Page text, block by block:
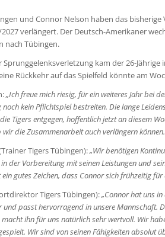
und Connor Nelson haben das
verlängert. Der Deutsch-Amerikaner
nach Tübingen.
kam der 26-
Rückkehr auf das Spielfeld könnte am
„Ich freue mich riesig, für ein weiteres Jahr bei
noch kein Pflichtspiel bestreiten. Die lange
Tigers entgegen, hoffentlich jetzt an diesem
wir die Zusammenarbeit auch verlängern
Tigers Tübingen):„Wir benötigen
der Vorbereitung mit seinen Leistungen und
ein gutes Zeichen, dass Connor sich frühzeitig
Tigers Tübingen):„Connor hat uns
und passt hervorragend in unsere Mannschaft.
ihn für uns natürlich sehr wertvoll. Wir
Wir sind von seinen Fähigkeiten absolut